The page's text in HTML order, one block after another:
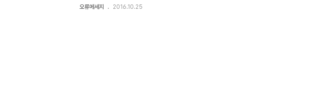
치하였지만 .NET Framework가 4.5 이상 설치 되지 않았을때 발생됩니다. .NET Framework 4.5 이
오류메세지 2016.10.25